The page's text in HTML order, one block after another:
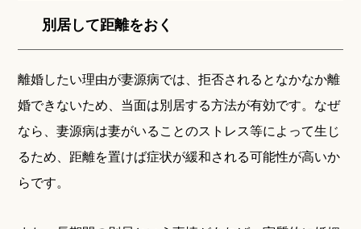
別居して距離をおく
離婚したい理由が妻源病では、拒否されるとなかなか離
婚できないため、当面は別居する方法が有効です。なぜ
なら、妻源病は妻がいることのストレス等によって生じ
るため、距離を置けば症状が緩和される可能性が高いか
らです。